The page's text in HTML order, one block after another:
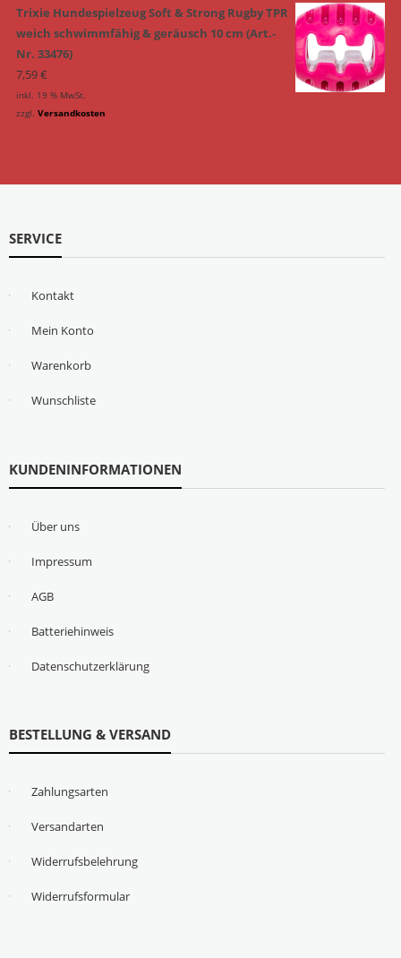
Trixie Hundespielzeug Soft & Strong Rugby TPR
weich schwimmfähig & geräusch 10 cm (Art.-
Nr. 33476)
7,59€
inkl. 19 % MwSt.
zzgl. Versandkosten
SERVICE
Kontakt
Mein Konto
Warenkorb
Wunschliste
KUNDENINFORMATIONEN
Über uns
Impressum
AGB
Batteriehinweis
Datenschutzerklärung
BESTELLUNG & VERSAND
Zahlungsarten
Versandarten
Widerrufsbelehrung
Widerrufsformular